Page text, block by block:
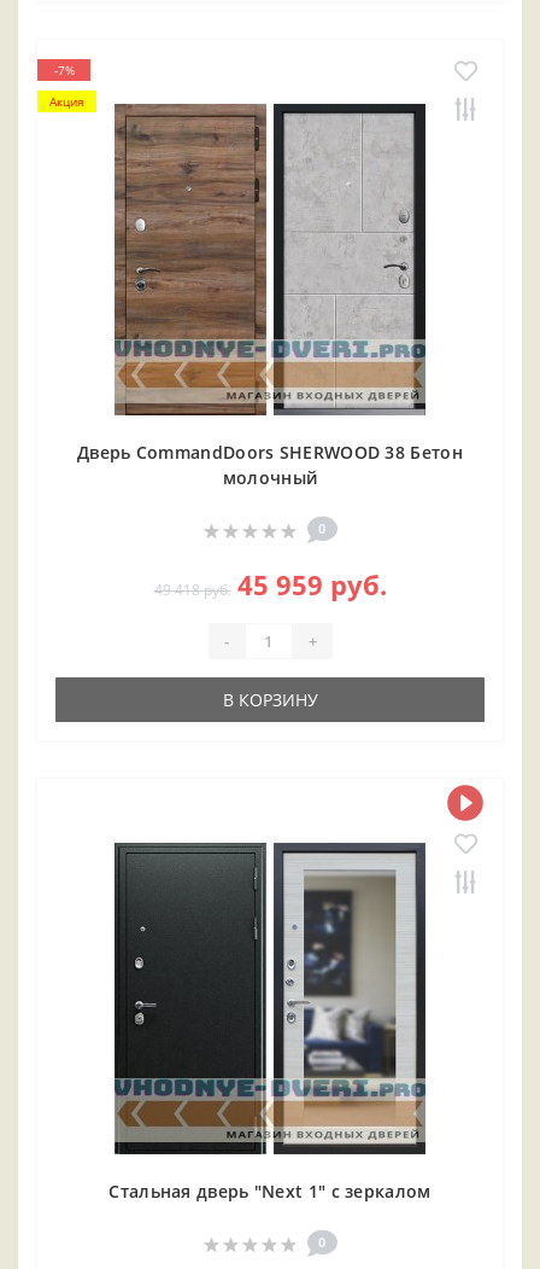
-7%
Акция
Дверь CommandDoors SHERWOOD 38 Бетон
молочный
0
49 418 руб. 45 959 руб.
- +
В КОРЗИНУ
Стальная дверь "Next 1" с зеркалом
0